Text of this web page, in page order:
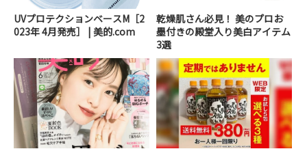
UVプロテクションベースM［2
023年 4月発売］ | 美的.com
乾燥肌さん必見！ 美のプロお
墨付きの殿堂入り美白アイテム
3選